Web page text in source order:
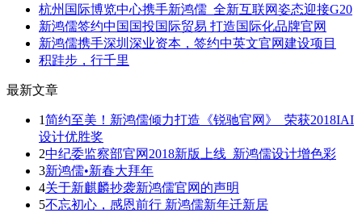
杭州国际博览中心携手新鸿儒 全新互联网姿态迎接G20
新鸿儒签约中国国投国际贸易 打造国际化品牌官网
新鸿儒携手深圳深业资本，签约中英文官网建设项目
积跬步，行千里
最新文章
1简约至美！新鸿儒倾力打造《锐驰官网》 荣获2018IAI
设计优胜奖
2中纪委监察部官网2018新版上线 新鸿儒设计增色彩
3新鸿儒•新春大拜年
4关于新麒麟抄袭新鸿儒官网的声明
5不忘初心，感恩前行 新鸿儒新年迁新居